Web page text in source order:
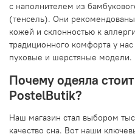
с наполнителем из
(тенсель). Они
кожей и склонностью к
традиционного комфорта у
пуховые и шерстяные модели.
Почему одеяла
PostelButik?
Наш магазин стал выбором
качество сна. Вот наши